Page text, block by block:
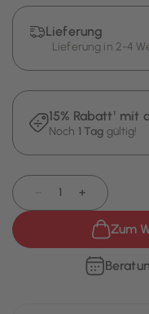
Lieferung
Lieferung in 2-4
15% Rabatt¹ mit
Noch 1 Tag gültig!
+
Zum